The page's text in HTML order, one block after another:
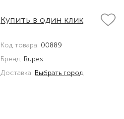
Купить в один клик
Код товара: 00889
Бренд: Rupes
Доставка: Выбрать город